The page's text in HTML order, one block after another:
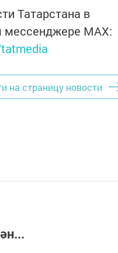
Татарстана в
мессенджере MАХ:
на страницу новости